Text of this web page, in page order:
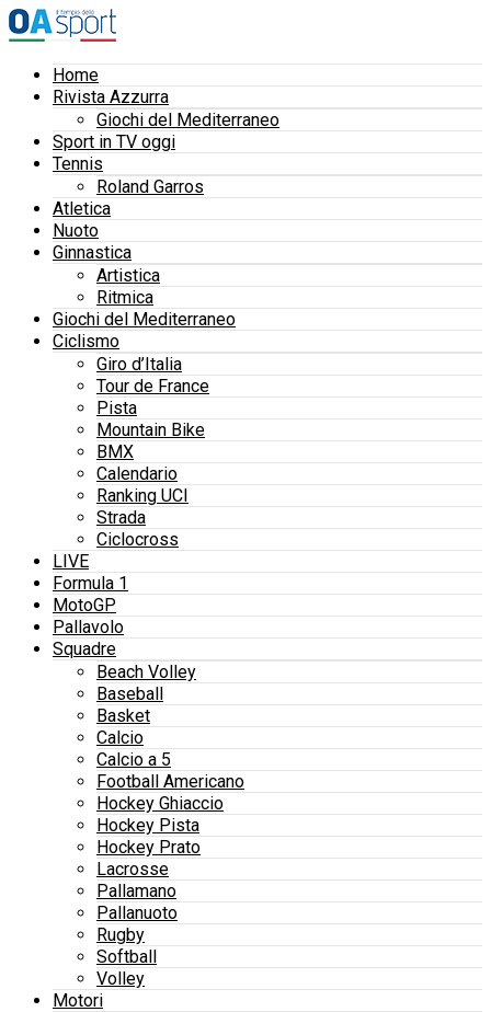
Home
Rivista Azzurra
Giochi del Mediterraneo
Sport in TV oggi
Tennis
Roland Garros
Atletica
Nuoto
Ginnastica
Artistica
Ritmica
Giochi del Mediterraneo
Ciclismo
Giro d’Italia
Tour de France
Pista
Mountain Bike
BMX
Calendario
Ranking UCI
Strada
Ciclocross
LIVE
Formula 1
MotoGP
Pallavolo
Squadre
Beach Volley
Baseball
Basket
Calcio
Calcio a 5
Football Americano
Hockey Ghiaccio
Hockey Pista
Hockey Prato
Lacrosse
Pallamano
Pallanuoto
Rugby
Softball
Volley
Motori